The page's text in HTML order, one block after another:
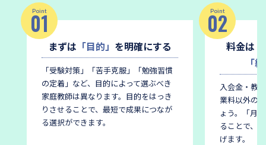
Point
01
まずは 「目的」 を明確にする
「受験対策」「苦手克服」「勉強習慣
の定着」など、目的によって選ぶべき
家庭教師は異なります。 目的をはっき
りさせることで、最短で成果につなが
る選択ができます。
Point
02
料金は
「
入会金・教
業料以外の
ょう。
「月
ることで、
げます。